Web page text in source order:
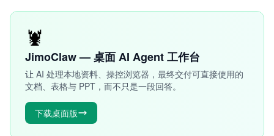
🦞
JimoClaw — 桌面 AI Agent 工作台
让 AI 处理本地资料、操控浏览器，最终交付可直接使用的
文档、表格与 PPT，而不只是一段回答。
下载桌面版